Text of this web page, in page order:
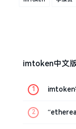
imtoken中文
imtoken